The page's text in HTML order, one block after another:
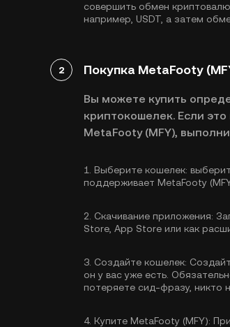
совершить обмен
например, USDT , а затем
2 Покупка MetaFooty
Вы можете купить
криптокошелек. Если
MetaFooty (MFY),
1. Выберите кошелек:
поддерживает MetaFooty
2. Скачивание приложения:
Store, App Store или как
3. Создайте кошелек:
он у вас уже есть.
потеряете сид-фразу, никто
4. Купите MetaFooty (MFY):